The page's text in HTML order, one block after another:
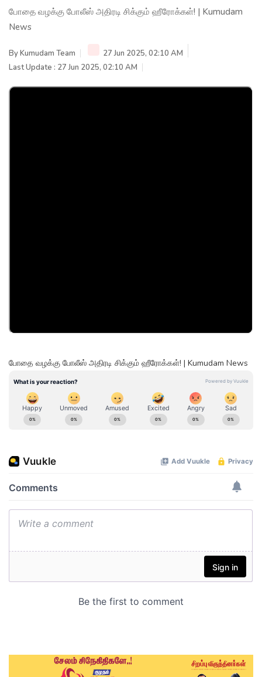
போதை வழக்கு போலீஸ் அதிரடி சிக்கும் ஹீரோக்கள்! | Kumudam
News
ByKumudam Team
27 Jun 2025, 02:10 AM
Last Update : 27 Jun 2025, 02:10 AM
போதை வழக்கு போலீஸ் அதிரடி சிக்கும் ஹீரோக்கள்! | Kumudam News